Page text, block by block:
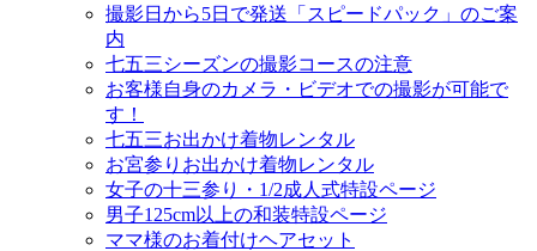
撮影日から5日で発送「スピードパック」のご案
内
七五三シーズンの撮影コースの注意
お客様自身のカメラ・ビデオでの撮影が可能で
す！
七五三お出かけ着物レンタル
お宮参りお出かけ着物レンタル
女子の十三参り・1/2成人式特設ページ
男子125cm以上の和装特設ページ
ママ様のお着付けヘアセット